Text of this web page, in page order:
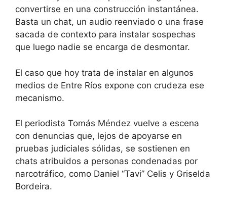
convertirse en una construcción instantánea.
Basta un chat, un audio reenviado o una frase
sacada de contexto para instalar sospechas
que luego nadie se encarga de desmontar.
El caso que hoy trata de instalar en algunos
medios de Entre Ríos expone con crudeza ese
mecanismo.
El periodista Tomás Méndez vuelve a escena
con denuncias que, lejos de apoyarse en
pruebas judiciales sólidas, se sostienen en
chats atribuidos a personas condenadas por
narcotráfico, como Daniel “Tavi” Celis y Griselda
Bordeira.